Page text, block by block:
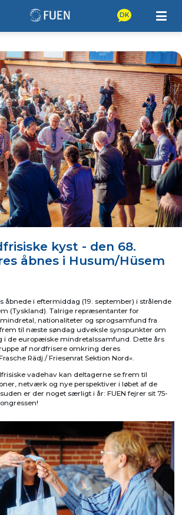
DK
kyst - den 68.
åbnes i Husum/Hüsem
åbnede i eftermiddag (19. september) i strålende
(Tyskland). Talrige repræsentanter for
nationaliteter og sprogsamfund fra
til næste søndag udveksle synspunkter om
i de europæiske mindretalssamfund. Dette års
af nordfrisere omkring deres
Rädj / Friesenrat Sektion Nord«.
vadehav kan deltagerne se frem til
netværk og nye perspektiver i løbet af de
er der noget særligt i år: FUEN fejrer sit 75-